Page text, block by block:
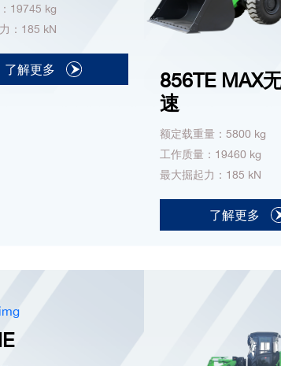
19745 kg
：185 kN
了解更多
856TE MAX
速
额定载重量：5800 kg
工作质量：19460 kg
最大掘起力：185 kN
了解更多